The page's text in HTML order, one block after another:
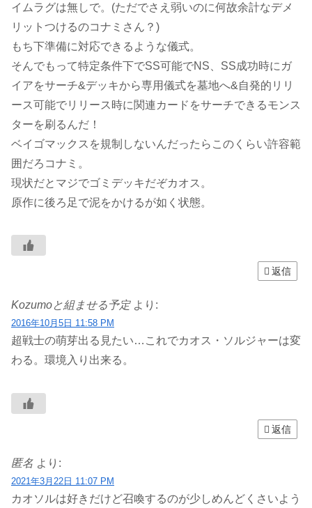
イムラグは無しで。(ただでさえ弱いのに何故余計なデメ
リットつけるのコナミさん？)
もち下準備に対応できるような儀式。
そんでもって特定条件下でSS可能でNS、SS成功時にガ
イアをサーチ&デッキから専用儀式を墓地へ&自発的リリ
ース可能でリリース時に関連カードをサーチできるモンス
ターを刷るんだ！
ベイゴマックスを規制しないんだったらこのくらい許容範
囲だろコナミ。
現状だとマジでゴミデッキだぞカオス。
原作に後ろ足で泥をかけるが如く状態。
返信
Kozumoと組ませる予定 より:
2016年10月5日 11:58 PM
超戦士の萌芽出る見たい…これでカオス・ソルジャーは変
わる。環境入り出来る。
返信
匿名 より:
2021年3月22日 11:07 PM
カオソルは好きだけど召喚するのが少しめんどくさいよう